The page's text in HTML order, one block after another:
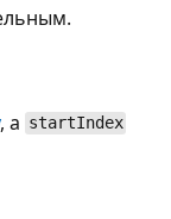
, а startIndex